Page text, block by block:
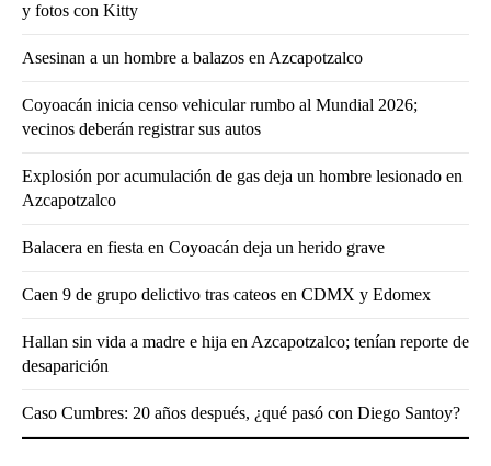
y fotos con Kitty
Asesinan a un hombre a balazos en Azcapotzalco
Coyoacán inicia censo vehicular rumbo al Mundial 2026;
vecinos deberán registrar sus autos
Explosión por acumulación de gas deja un hombre lesionado en
Azcapotzalco
Balacera en fiesta en Coyoacán deja un herido grave
Caen 9 de grupo delictivo tras cateos en CDMX y Edomex
Hallan sin vida a madre e hija en Azcapotzalco; tenían reporte de
desaparición
Caso Cumbres: 20 años después, ¿qué pasó con Diego Santoy?